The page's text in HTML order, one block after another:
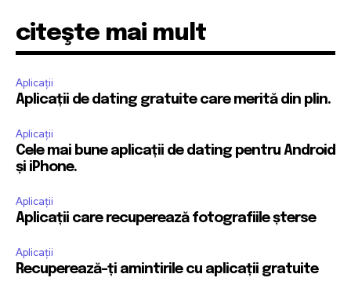
citeşte mai mult
Aplicații
Aplicații de dating gratuite care merită din plin.
Aplicații
Cele mai bune aplicații de dating pentru Android
și iPhone.
Aplicații
Aplicații care recuperează fotografiile șterse
Aplicații
Recuperează-ți amintirile cu aplicații gratuite